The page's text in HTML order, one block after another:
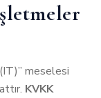
meselesi
KVKK